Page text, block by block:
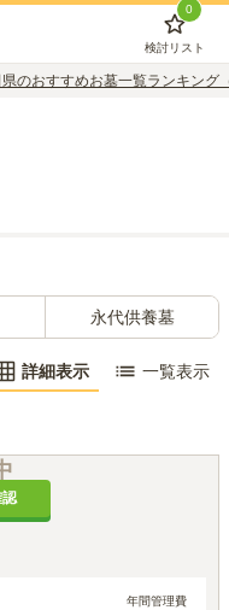
0
検討リスト
のおすすめお墓一覧ランキング
永代供養墓
詳細表示 一覧表示
認
年間管理費